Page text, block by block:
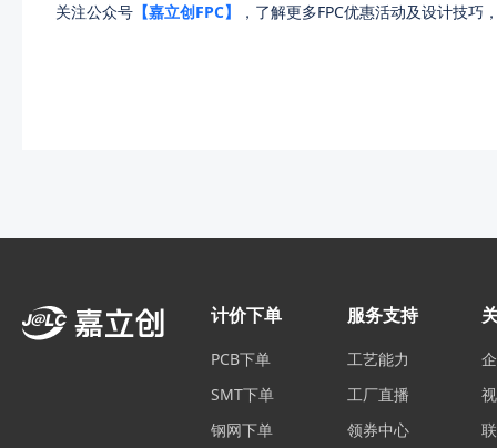
关注公众号 【嘉立创FPC】 ，了解更多FPC优惠活动及设计技
计价下单
PCB下单
SMT下单
钢网下单
服务支持
工艺能力
工厂直播
领券中心